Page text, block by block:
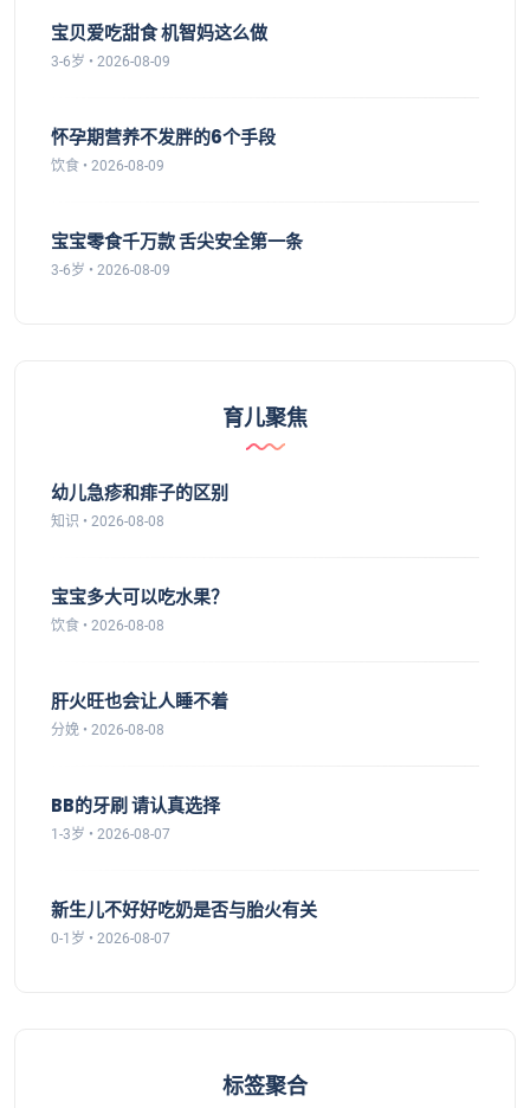
宝贝爱吃甜食 机智妈这么做
3-6岁 • 2026-08-09
怀孕期营养不发胖的6个手段
饮食 • 2026-08-09
宝宝零食千万款 舌尖安全第一条
3-6岁 • 2026-08-09
育儿聚焦
幼儿急疹和痱子的区别
知识 • 2026-08-08
宝宝多大可以吃水果？
饮食 • 2026-08-08
肝火旺也会让人睡不着
分娩 • 2026-08-08
BB的牙刷 请认真选择
1-3岁 • 2026-08-07
新生儿不好好吃奶是否与胎火有关
0-1岁 • 2026-08-07
标签聚合